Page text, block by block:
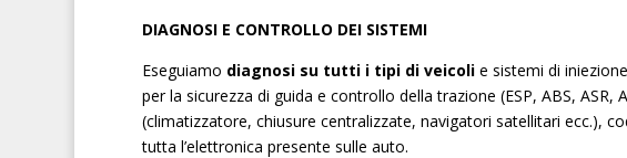
DIAGNOSI E CONTROLLO DEI SISTEMI
Eseguiamo diagnosi su tutti i tipi di veicolie sistemi di
per la sicurezza di guida e controllo della trazione (ESP, ABS,
(climatizzatore, chiusure centralizzate, navigatori satellitari ecc.),
tutta l’elettronica presente sulle auto.